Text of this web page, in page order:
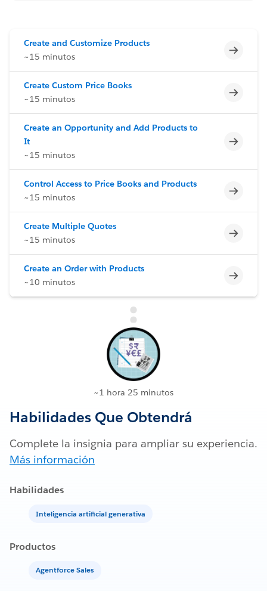
Create and Customize Products
~15 minutos
Create Custom Price Books
~15 minutos
Create an Opportunity and Add Products to
It
~15 minutos
Control Access to Price Books and Products
~15 minutos
Create Multiple Quotes
~15 minutos
Create an Order with Products
~10 minutos
~1 hora 25 minutos
Habilidades Que Obtendrá
Complete la insignia para ampliar su experiencia.
Más información
Habilidades
Inteligencia artificial generativa
Productos
Agentforce Sales